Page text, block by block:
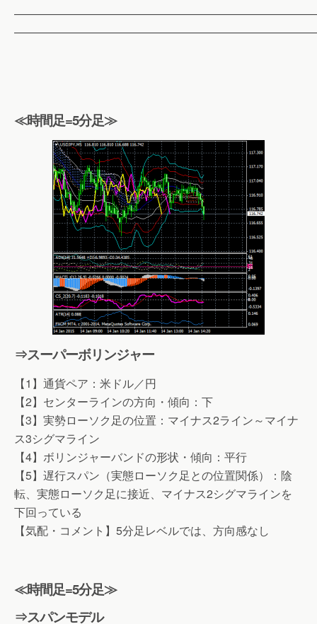
≪時間足=5分足≫
⇒スーパーボリンジャー
【1】通貨ペア：米ドル／円
【2】センターラインの方向・傾向：下
【3】実勢ローソク足の位置：マイナス2ライン～マイナ
ス3シグマライン
【4】ボリンジャーバンドの形状・傾向：平行
【5】遅行スパン（実態ローソク足との位置関係）：陰
転、実態ローソク足に接近、マイナス2シグマラインを
下回っている
【気配・コメント】5分足レベルでは、方向感なし
≪時間足=5分足≫
⇒スパンモデル